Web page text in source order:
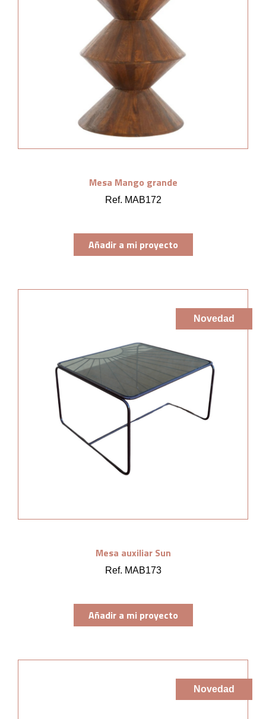
Mesa Mango grande
Ref. MAB172
Añadir a mi proyecto
Novedad
Mesa auxiliar Sun
Ref. MAB173
Añadir a mi proyecto
Novedad